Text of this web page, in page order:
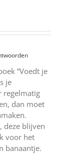
“Voedt je
je
regelmatig
dan moet
deze blijven
voor het
banaantje.